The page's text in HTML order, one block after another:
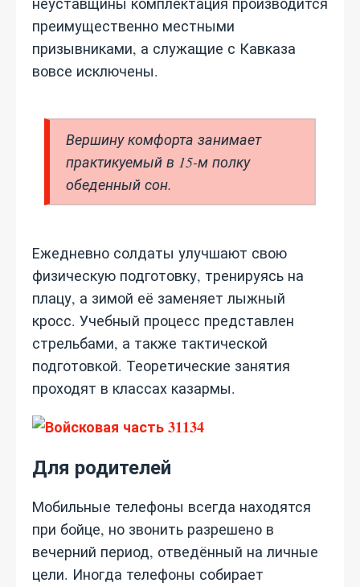
преимущественно местными
призывниками, а служащие с Кавказа
вовсе исключены.
Вершину комфорта занимает
практикуемый в 15-м полку
обеденный сон.
Ежедневно солдаты улучшают свою
физическую подготовку, тренируясь на
плацу, а зимой её заменяет лыжный
кросс. Учебный процесс представлен
стрельбами, а также тактической
подготовкой. Теоретические занятия
проходят в классах казармы.
Для родителей
Мобильные телефоны всегда находятся
при бойце, но звонить разрешено в
вечерний период, отведённый на личные
цели. Иногда телефоны собирает